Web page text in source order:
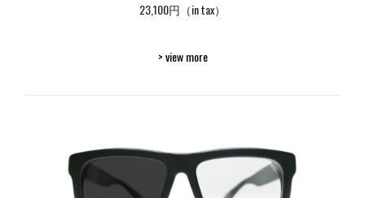
23,100円（in tax）
> view more